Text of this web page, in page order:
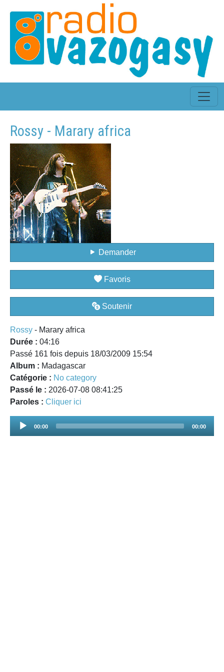
Rossy - Marary africa
Demander
Favoris
Soutenir
Rossy - Marary africa
Durée : 04:16
Passé 161 fois depuis 18/03/2009 15:54
Album : Madagascar
Catégorie : No category
Passé le : 2026-07-08 08:41:25
Paroles : Cliquer ici
Audio
00:00 00:00